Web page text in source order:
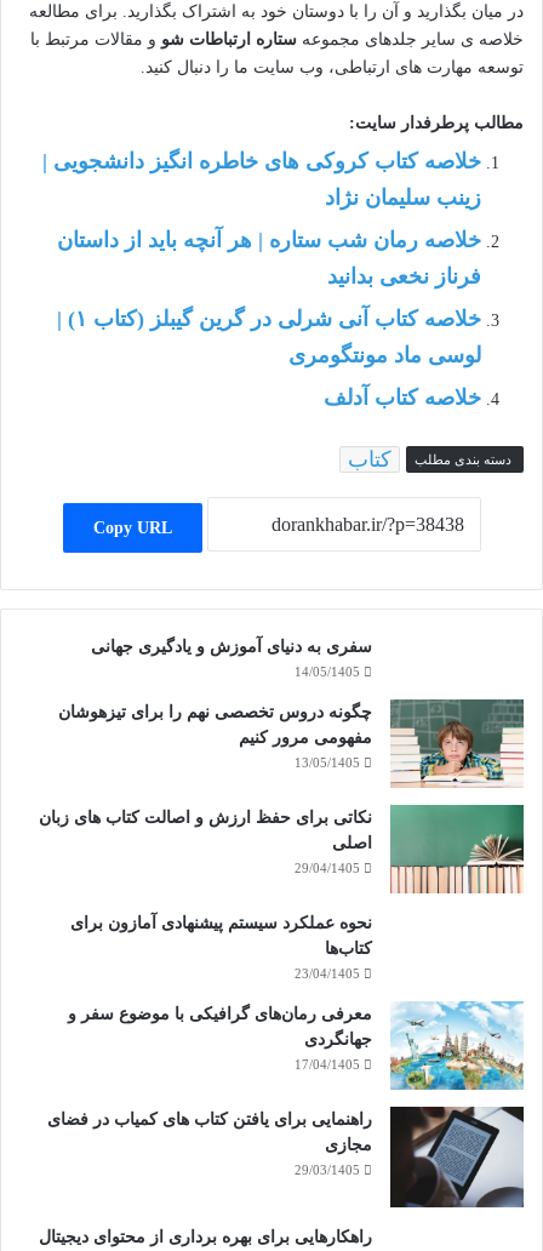
در میان بگذارید و آن را با دوستان خود به اشتراک بگذارید. برای مطالعه
خلاصه ی سایر جلدهای مجموعه ستاره ارتباطات شو و مقالات مرتبط با
توسعه مهارت های ارتباطی، وب سایت ما را دنبال کنید.
مطالب پرطرفدار سایت:
خلاصه کتاب کروکی های خاطره انگیز دانشجویی |
زینب سلیمان نژاد
خلاصه رمان شب ستاره | هر آنچه باید از داستان
فرناز نخعی بدانید
خلاصه کتاب آنی شرلی در گرین گیبلز (کتاب ۱) |
لوسی ماد مونتگومری
خلاصه کتاب آدلف
دسته بندی مطلب کتاب
Copy URL
سفری به دنیای آموزش و یادگیری جهانی
14/05/1405
چگونه دروس تخصصی نهم را برای تیزهوشان
مفهومی مرور کنیم
13/05/1405
نکاتی برای حفظ ارزش و اصالت کتاب های زبان
اصلی
29/04/1405
نحوه عملکرد سیستم پیشنهادی آمازون برای
کتاب‌ها
23/04/1405
معرفی رمان‌های گرافیکی با موضوع سفر و
جهانگردی
17/04/1405
راهنمایی برای یافتن کتاب های کمیاب در فضای
مجازی
29/03/1405
راهکارهایی برای بهره برداری از محتوای دیجیتال